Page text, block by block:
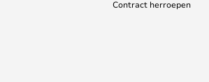
Contract herroepen